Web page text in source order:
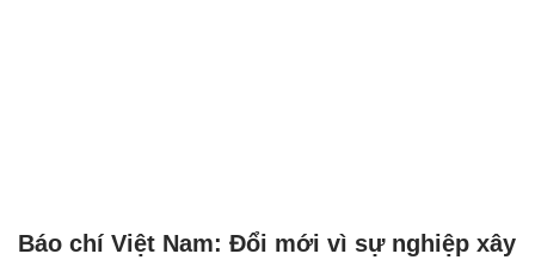
Báo chí Việt Nam: Đổi mới vì sự nghiệp xây